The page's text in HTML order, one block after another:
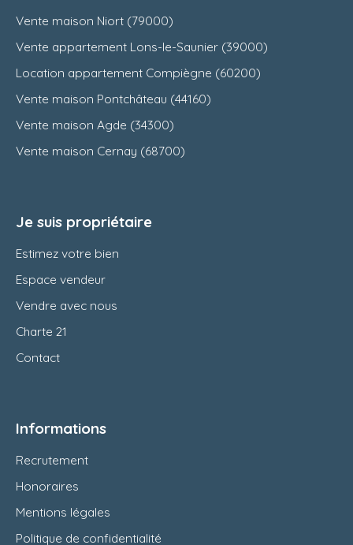
Vente maison Niort (79000)
Vente appartement Lons-le-Saunier (39000)
Location appartement Compiègne (60200)
Vente maison Pontchâteau (44160)
Vente maison Agde (34300)
Vente maison Cernay (68700)
Je suis propriétaire
Estimez votre bien
Espace vendeur
Vendre avec nous
Charte 21
Contact
Informations
Recrutement
Honoraires
Mentions légales
Politique de confidentialité